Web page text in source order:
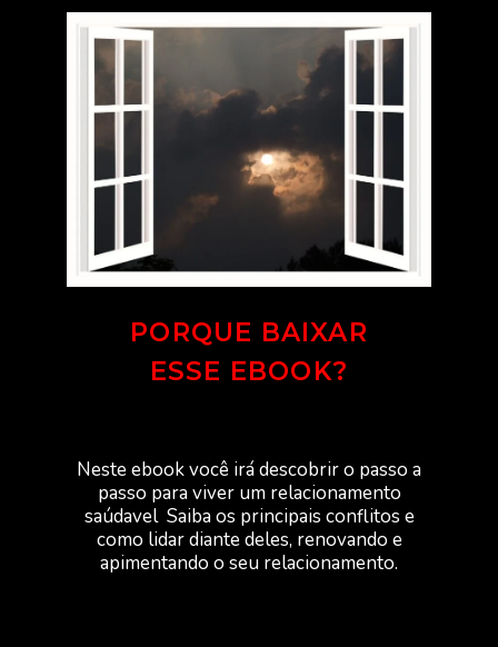
PORQUE BAIXAR
ESSE EBOOK?
Neste ebook você irá descobrir o passo a
passo para viver um relacionamento
saúdavel Saiba os principais conflitos e
como lidar diante deles, renovando e
apimentando o seu relacionamento.